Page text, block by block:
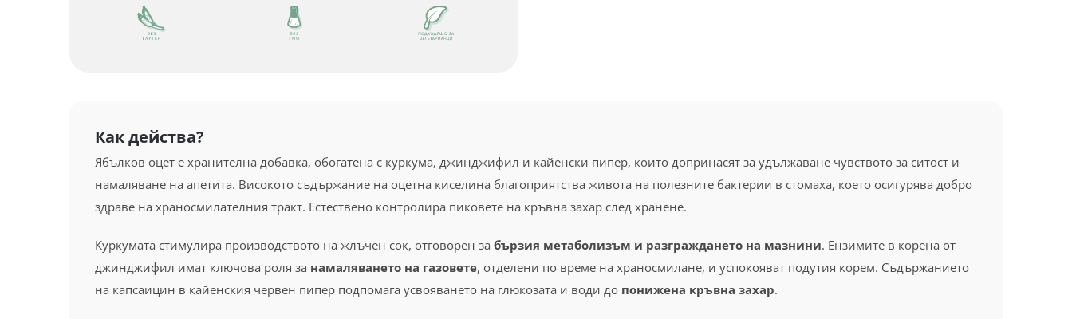
върху
Как действа?
Ябълков оцет е хранителна добавка, обогатена с куркума, джинджифил и кайенски пипер, които допринасят за удължаване чувството за ситост и
намаляване на апетита. Високото съдържание на оцетна киселина благоприятства живота на полезните бактерии в стомаха, което осигурява добро
здраве на храносмилателния тракт. Естествено контролира пиковете на кръвна захар след хранене.
Куркумата стимулира производството на жлъчен сок, отговорен за бързия метаболизъм и разграждането на мазнини. Ензимите в корена от
джинджифил имат ключова роля за намаляването на газовете, отделени по време на храносмилане, и успокояват подутия корем. Съдържанието
на капсаицин в кайенския червен пипер подпомага усвояването на глюкозата и води до понижена кръвна захар.